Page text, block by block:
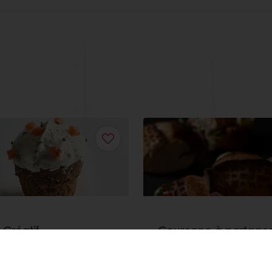
Créatif
Couronne à partager